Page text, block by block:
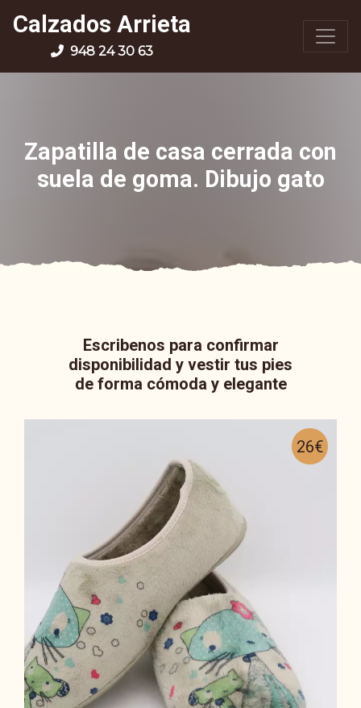
Calzados Arrieta
948 24 30 63
Zapatilla de casa cerrada con
suela de goma. Dibujo gato
Escribenos para confirmar
disponibilidad y vestir tus pies
de forma cómoda y elegante
26€